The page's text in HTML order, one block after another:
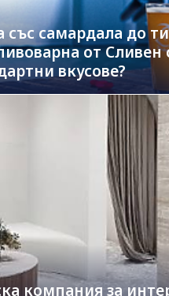
със самардала до
от Сливен
вкусове?
компания за